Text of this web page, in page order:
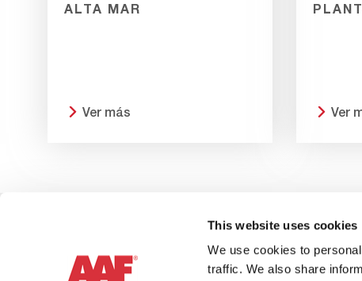
This website uses cookies
We use cookies to
traffic. We also share
ALTA MAR
Ver más Ver
Contacte